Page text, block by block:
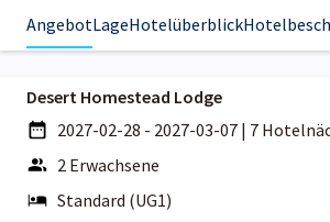
AngebotLageHotelüberblick
Desert Homestead Lodge
2027-02-28 - 2027-03-07 | 7
2 Erwachsene
Standard (UG1)